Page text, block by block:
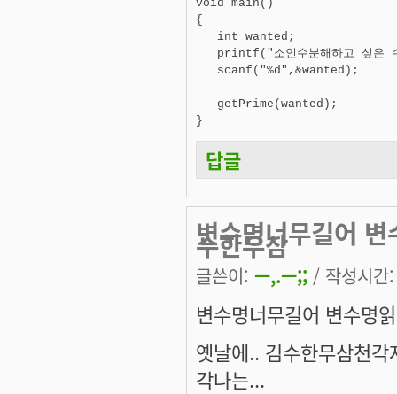
void main()
{
   int wanted;
printf("소인수분해하고 싶은
   scanf("%d",&wanted);
   getPrime(wanted);
답글
변수명너무길어
수한무삼
글쓴이: ㅡ,.ㅡ;; / 작성시
변수명너무길어 변수명
옛날에.. 김수한무삼천
각나는...